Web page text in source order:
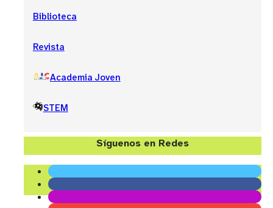
Biblioteca
Revista
Academia Joven
STEM
Síguenos en Redes